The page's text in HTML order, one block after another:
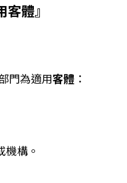
體』
門為適用客體 ：
構。